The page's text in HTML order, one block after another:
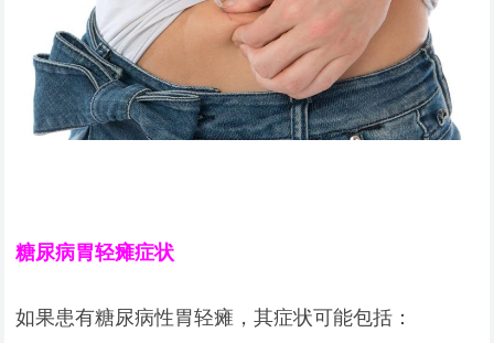
糖尿病胃轻瘫症状
如果患有糖尿病性胃轻瘫，其症状可能包括：